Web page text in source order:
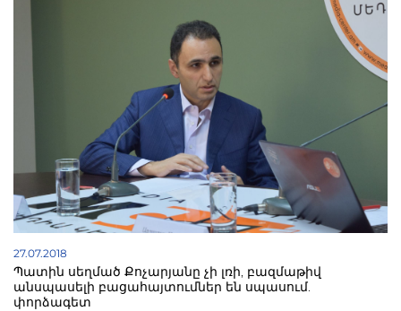
27.07.2018
Պատին սեղմած Քոչարյանը չի լռի, բազմաթիվ
անսպասելի բացահայտումներ են սպասում.
փորձագետ